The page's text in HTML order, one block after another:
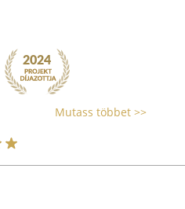
Mutass többet >>